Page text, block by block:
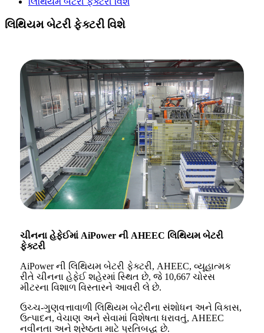
લિથિયમ બેટરી ફેક્ટરી વિશે
ચીનના હેફેઈમાં AiPower ની AHEEC લિથિયમ બેટરી
ફેક્ટરી
AiPower ની લિથિયમ બેટરી ફેક્ટરી, AHEEC, વ્યૂહાત્મક
રીતે ચીનના હેફેઈ શહેરમાં સ્થિત છે, જે 10,667 ચોરસ
મીટરના વિશાળ વિસ્તારને આવરી લે છે.
ઉચ્ચ-ગુણવત્તાવાળી લિથિયમ બેટરીના સંશોધન અને વિકાસ,
ઉત્પાદન, વેચાણ અને સેવામાં વિશેષતા ધરાવતું, AHEEC
નવીનતા અને શ્રેષ્ઠતા માટે પ્રતિબદ્ધ છે.